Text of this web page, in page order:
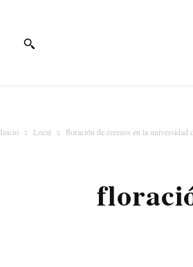
Inicio Local floración de cerezos en la